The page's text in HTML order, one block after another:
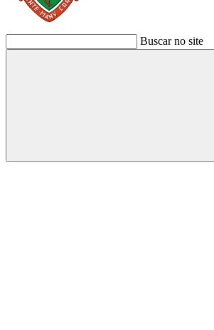
Buscar no site
Buscar